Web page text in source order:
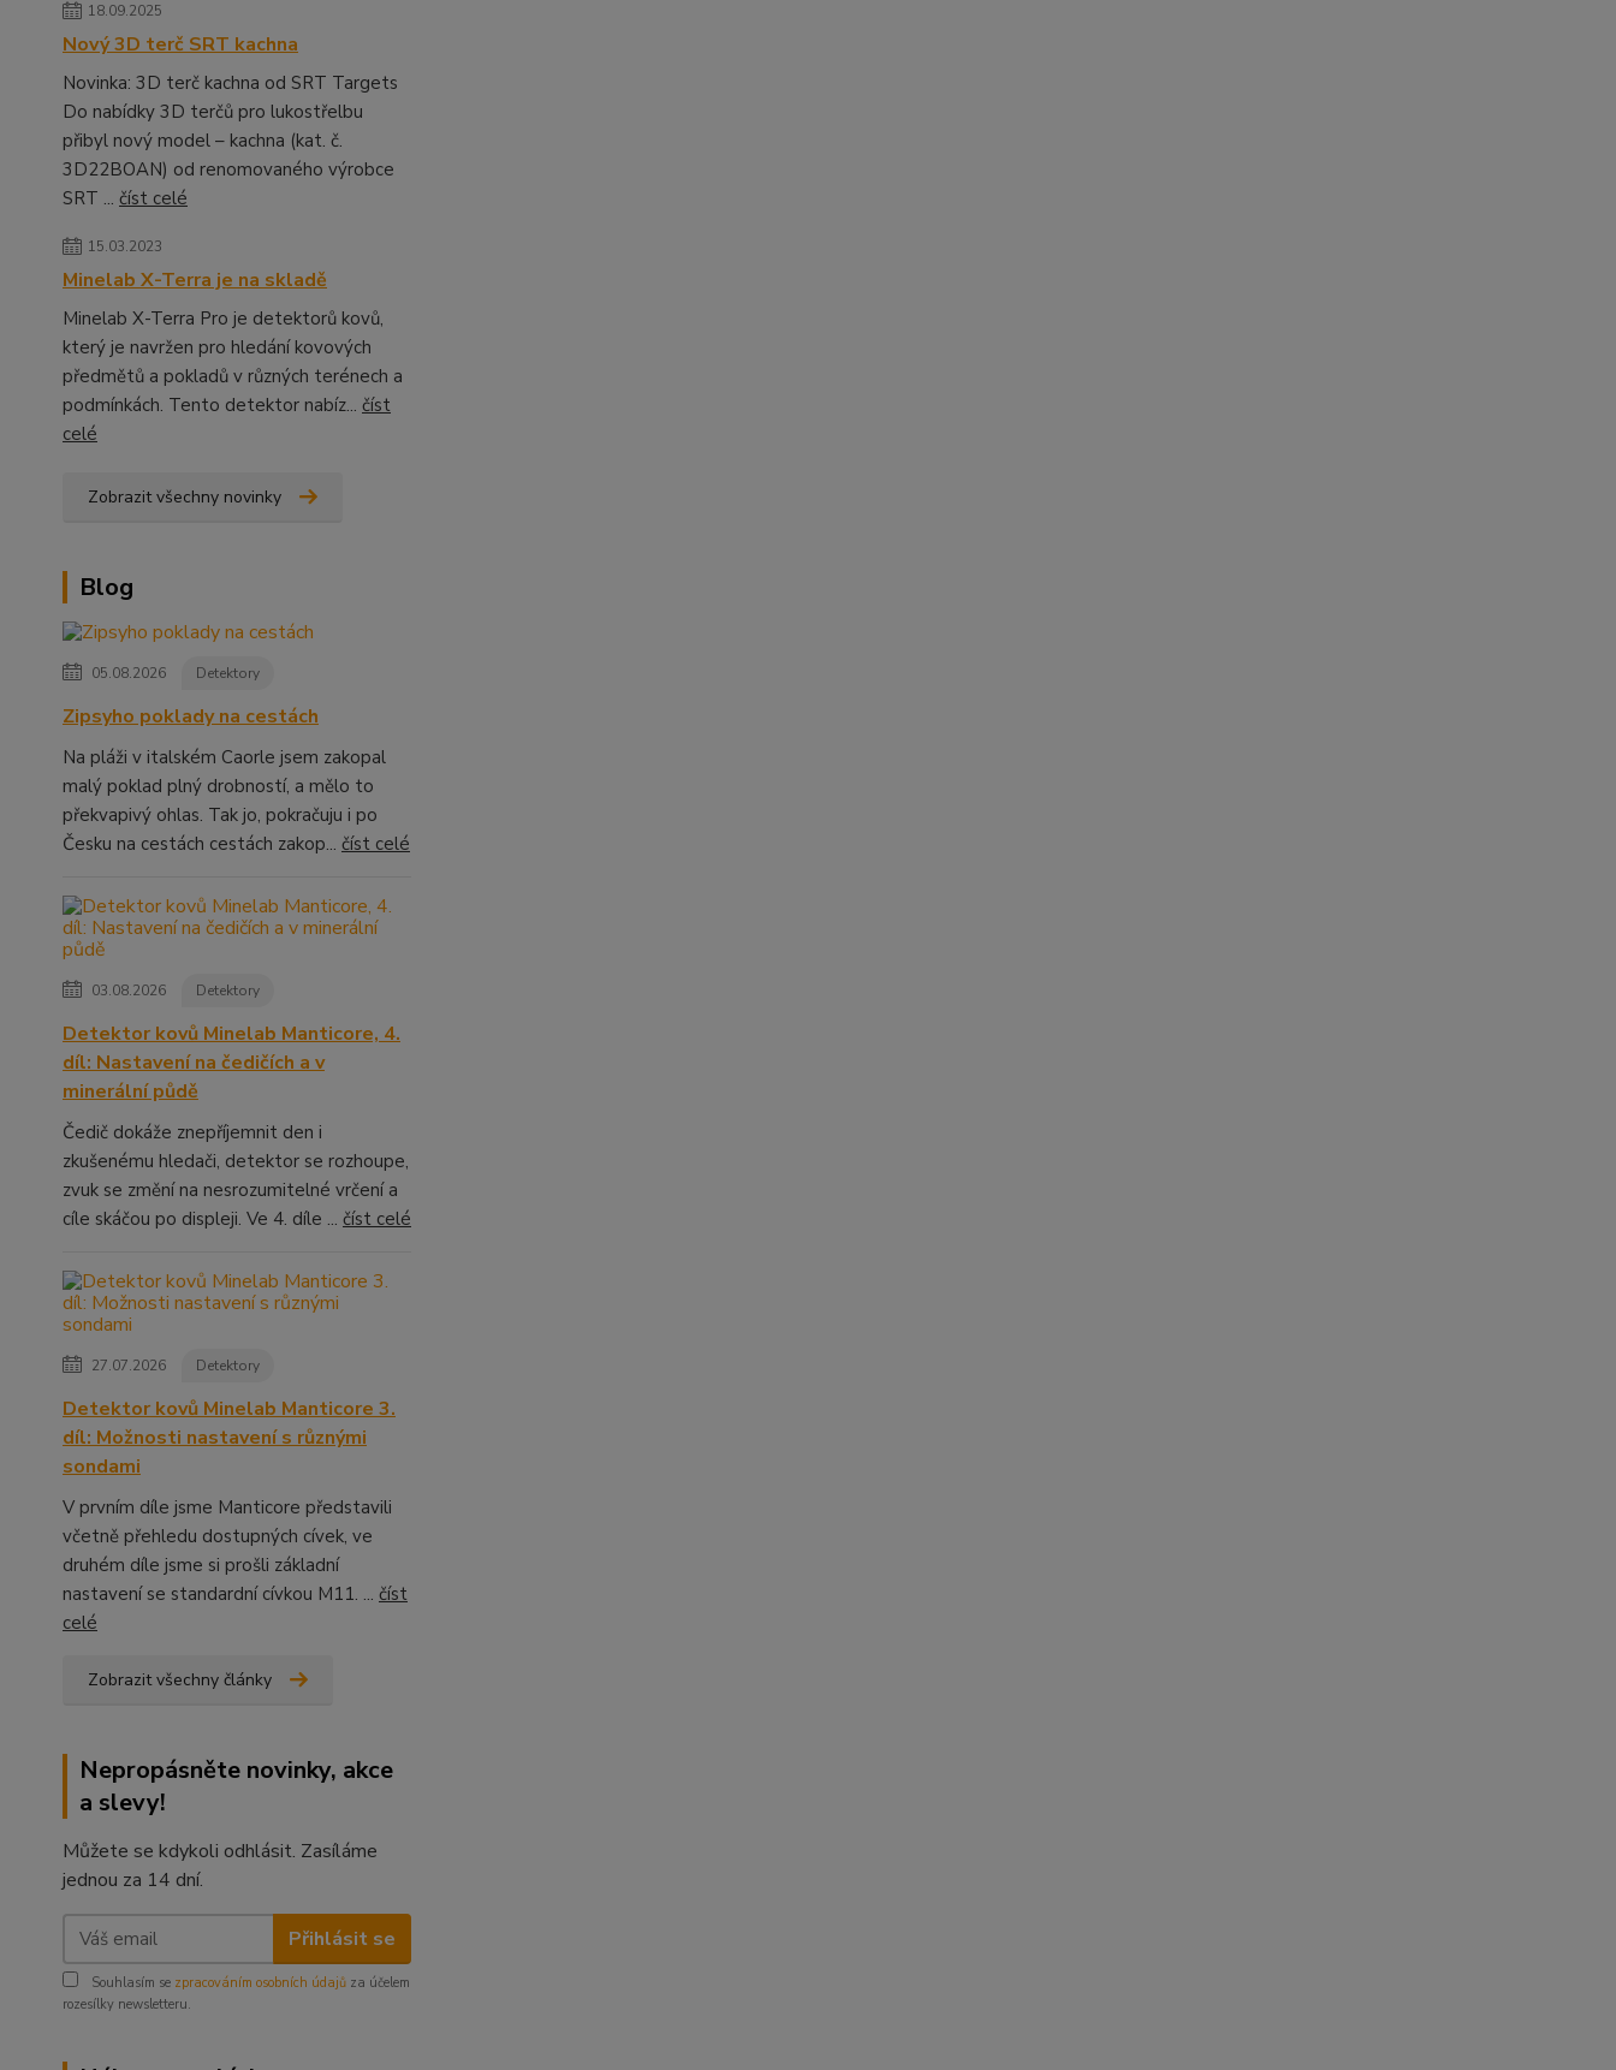
18.09.2025
Nový 3D terč SRT kachna
Novinka: 3D terč kachna od SRT Targets
Do nabídky 3D terčů pro lukostřelbu
přibyl nový model – kachna (kat. č.
3D22BOAN) od renomovaného výrobce
SRT ... číst celé
15.03.2023
Minelab X-Terra je na skladě
Minelab X-Terra Pro je detektorů kovů,
který je navržen pro hledání kovových
předmětů a pokladů v různých terénech a
podmínkách. Tento detektor nabíz... číst
celé
Zobrazit všechny novinky
Blog
05.08.2026 Detektory
Zipsyho poklady na cestách
Na pláži v italském Caorle jsem zakopal
malý poklad plný drobností, a mělo to
překvapivý ohlas. Tak jo, pokračuju i po
Česku na cestách cestách zakop... číst celé
03.08.2026 Detektory
Detektor kovů Minelab Manticore, 4.
díl: Nastavení na čedičích a v
minerální půdě
Čedič dokáže znepříjemnit den i
zkušenému hledači, detektor se rozhoupe,
zvuk se změní na nesrozumitelné vrčení a
cíle skáčou po displeji. Ve 4. díle ... číst celé
27.07.2026 Detektory
Detektor kovů Minelab Manticore 3.
díl: Možnosti nastavení s různými
sondami
V prvním díle jsme Manticore představili
včetně přehledu dostupných cívek, ve
druhém díle jsme si prošli základní
nastavení se standardní cívkou M11. ... číst
celé
Zobrazit všechny články
Nepropásněte novinky, akce
a slevy!
Můžete se kdykoli odhlásit. Zasíláme
jednou za 14 dní.
Přihlásit se
Souhlasím se zpracováním osobních údajů za účelem
rozesílky newsletteru.